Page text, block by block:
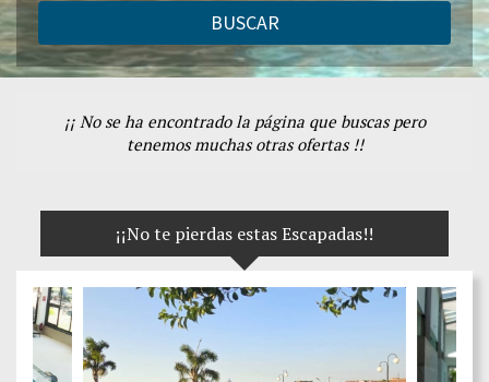
BUSCAR
¡¡ No se ha encontrado la página que buscas pero
tenemos muchas otras ofertas !!
¡¡No te pierdas estas Escapadas!!